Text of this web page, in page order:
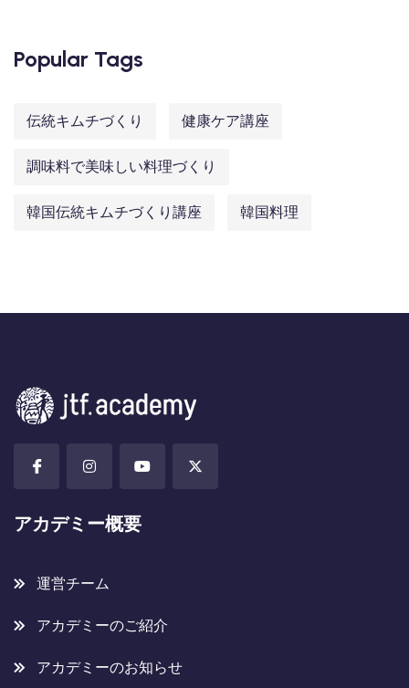
Popular Tags
伝統キムチづくり 健康ケア講座
調味料で美味しい料理づくり
韓国伝統キムチづくり講座 韓国料理
アカデミー概要
運営チーム
アカデミーのご紹介
アカデミーのお知らせ